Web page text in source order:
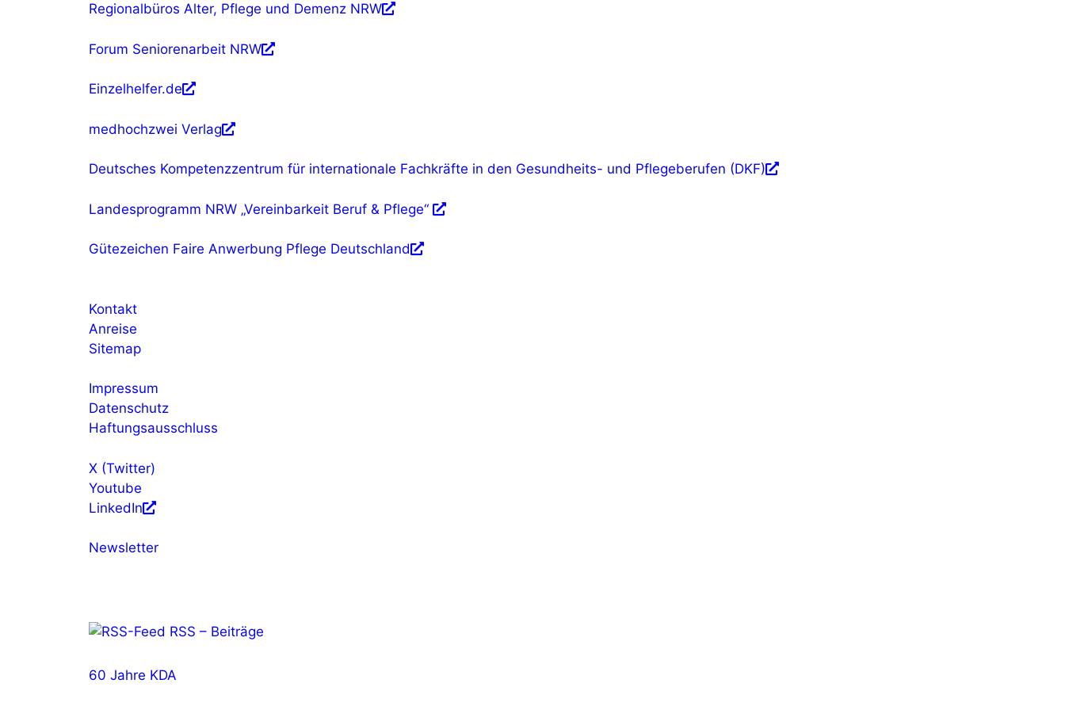
Regionalbüros Alter, Pflege und Demenz NRW
Forum Seniorenarbeit NRW
Einzelhelfer.de
medhochzwei Verlag
Deutsches Kompetenzzentrum für internationale Fachkräfte in den Gesundheits- und Pflegeberufen (DKF)
Landesprogramm NRW „Vereinbarkeit Beruf & Pflege“
Gütezeichen Faire Anwerbung Pflege Deutschland
Kontakt
Anreise
Sitemap
Impressum
Datenschutz
Haftungsausschluss
X (Twitter)
Youtube
LinkedIn
Newsletter
RSS – Beiträge
60 Jahre KDA